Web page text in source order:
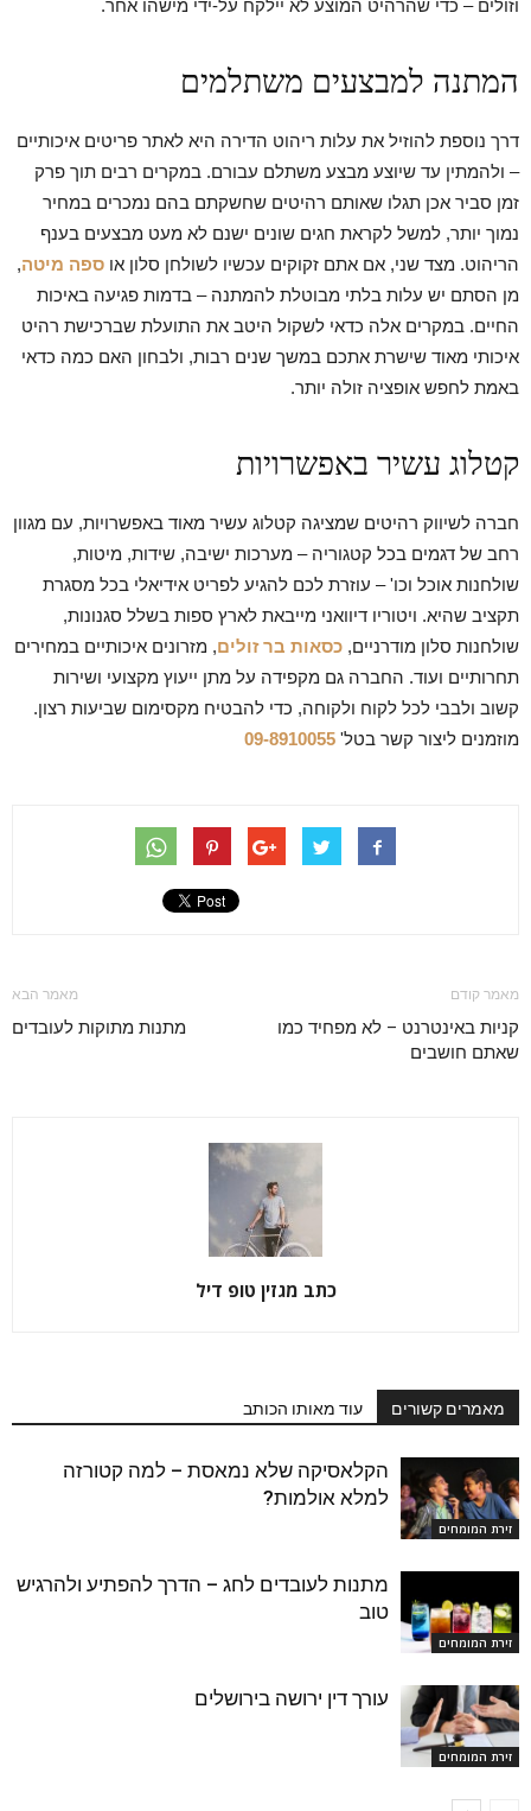
וזולים – כדי שהרהיט המוצע לא יילקח על-ידי מישהו אחר.
המתנה למבצעים משתלמים
דרך נוספת להוזיל את עלות ריהוט הדירה היא לאתר פריטים איכותיים
– ולהמתין עד שיוצע מבצע משתלם עבורם. במקרים רבים תוך פרק
זמן סביר אכן תגלו שאותם רהיטים שחשקתם בהם נמכרים במחיר
נמוך יותר, למשל לקראת חגים שונים ישנם לא מעט מבצעים בענף
הריהוט. מצד שני, אם אתם זקוקים עכשיו לשולחן סלון או ספה מיטה,
מן הסתם יש עלות בלתי מבוטלת להמתנה – בדמות פגיעה באיכות
החיים. במקרים אלה כדאי לשקול היטב את התועלת שברכישת רהיט
איכותי מאוד שישרת אתכם במשך שנים רבות, ולבחון האם כמה כדאי
באמת לחפש אופציה זולה יותר.
קטלוג עשיר באפשרויות
חברה לשיווק רהיטים שמציגה קטלוג עשיר מאוד באפשרויות, עם מגוון
רחב של דגמים בכל קטגוריה – מערכות ישיבה, שידות, מיטות,
שולחנות אוכל וכו' – עוזרת לכם להגיע לפריט אידיאלי בכל מסגרת
תקציב שהיא. ויטוריו דיוואני מייבאת לארץ ספות בשלל סגנונות,
שולחנות סלון מודרניים, כסאות בר זולים, מזרונים איכותיים במחירים
תחרותיים ועוד. החברה גם מקפידה על מתן ייעוץ מקצועי ושירות
קשוב ולבבי לכל לקוח ולקוחה, כדי להבטיח מקסימום שביעות רצון.
מוזמנים ליצור קשר בטל' 09-8910055
מאמר קודם
קניות באינטרנט – לא מפחיד כמו
שאתם חושבים
מאמר הבא
מתנות מתוקות לעובדים
כתב מגזין טופ דיל
מאמרים קשורים עוד מאותו הכותב
זירת המומחים
הקלאסיקה שלא נמאסת – למה קטורזה
למלא אולמות?
זירת המומחים
מתנות לעובדים לחג – הדרך להפתיע ולהרגיש
טוב
זירת המומחים
עורך דין ירושה בירושלים